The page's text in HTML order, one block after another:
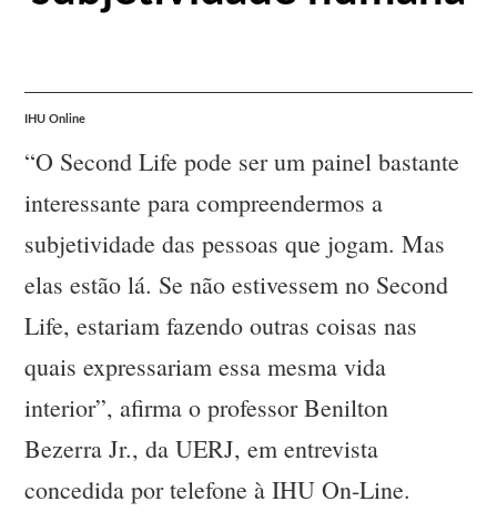
IHU Online
“O Second Life pode ser um painel bastante
interessante para compreendermos a
subjetividade das pessoas que jogam. Mas
elas estão lá. Se não estivessem no Second
Life, estariam fazendo outras coisas nas
quais expressariam essa mesma vida
interior”, afirma o professor Benilton
Bezerra Jr., da UERJ, em entrevista
concedida por telefone à IHU On-Line.